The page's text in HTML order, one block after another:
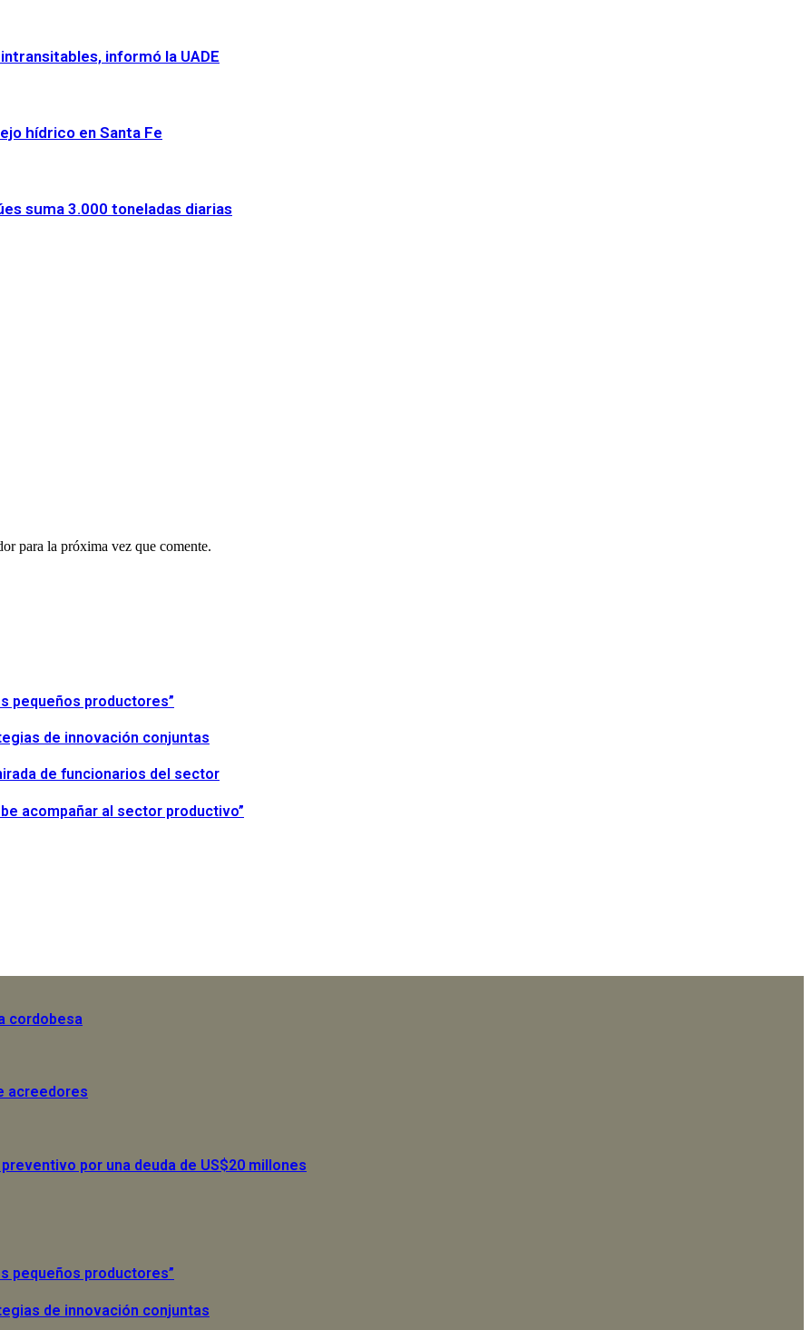
informó la UADE
hídrico en Santa Fe
suma 3.000 toneladas diarias
para la próxima vez que comente.
pequeños productores”
de innovación conjuntas
de funcionarios del sector
acompañar al sector productivo”
cordobesa
acreedores
por una deuda de US$20 millones
pequeños productores”
de innovación conjuntas